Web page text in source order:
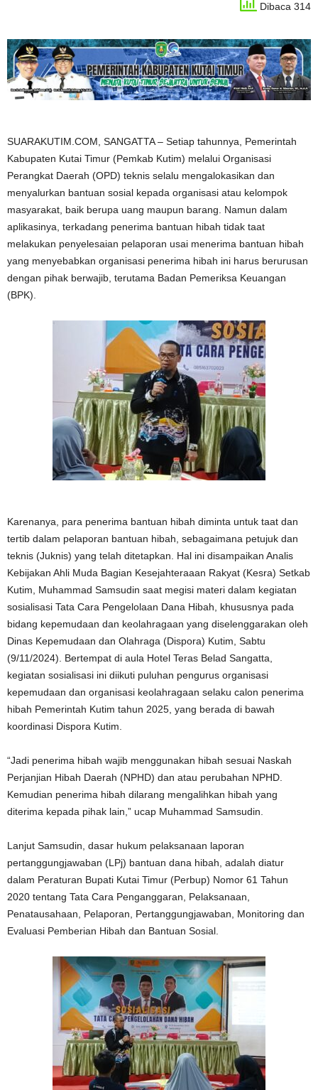
Dibaca 314
SUARAKUTIM.COM, SANGATTA – Setiap tahunnya, Pemerintah
Kabupaten Kutai Timur (Pemkab Kutim) melalui Organisasi
Perangkat Daerah (OPD) teknis selalu mengalokasikan dan
menyalurkan bantuan sosial kepada organisasi atau kelompok
masyarakat, baik berupa uang maupun barang. Namun dalam
aplikasinya, terkadang penerima bantuan hibah tidak taat
melakukan penyelesaian pelaporan usai menerima bantuan hibah
yang menyebabkan organisasi penerima hibah ini harus berurusan
dengan pihak berwajib, terutama Badan Pemeriksa Keuangan
(BPK).
Karenanya, para penerima bantuan hibah diminta untuk taat dan
tertib dalam pelaporan bantuan hibah, sebagaimana petujuk dan
teknis (Juknis) yang telah ditetapkan. Hal ini disampaikan Analis
Kebijakan Ahli Muda Bagian Kesejahteraaan Rakyat (Kesra) Setkab
Kutim, Muhammad Samsudin saat megisi materi dalam kegiatan
sosialisasi Tata Cara Pengelolaan Dana Hibah, khususnya pada
bidang kepemudaan dan keolahragaan yang diselenggarakan oleh
Dinas Kepemudaan dan Olahraga (Dispora) Kutim, Sabtu
(9/11/2024). Bertempat di aula Hotel Teras Belad Sangatta,
kegiatan sosialisasi ini diikuti puluhan pengurus organisasi
kepemudaan dan organisasi keolahragaan selaku calon penerima
hibah Pemerintah Kutim tahun 2025, yang berada di bawah
koordinasi Dispora Kutim.
“Jadi penerima hibah wajib menggunakan hibah sesuai Naskah
Perjanjian Hibah Daerah (NPHD) dan atau perubahan NPHD.
Kemudian penerima hibah dilarang mengalihkan hibah yang
diterima kepada pihak lain,” ucap Muhammad Samsudin.
Lanjut Samsudin, dasar hukum pelaksanaan laporan
pertanggungjawaban (LPj) bantuan dana hibah, adalah diatur
dalam Peraturan Bupati Kutai Timur (Perbup) Nomor 61 Tahun
2020 tentang Tata Cara Penganggaran, Pelaksanaan,
Penatausahaan, Pelaporan, Pertanggungjawaban, Monitoring dan
Evaluasi Pemberian Hibah dan Bantuan Sosial.